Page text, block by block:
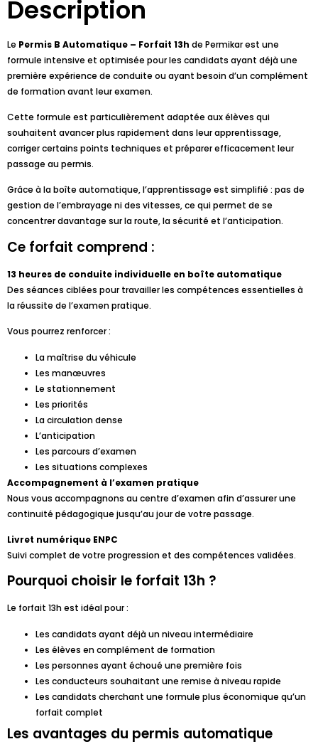
Description
Le Permis B Automatique – Forfait 13h de Permikar est une
formule intensive et optimisée pour les candidats ayant déjà une
première expérience de conduite ou ayant besoin d’un complément
de formation avant leur examen.
Cette formule est particulièrement adaptée aux élèves qui
souhaitent avancer plus rapidement dans leur apprentissage,
corriger certains points techniques et préparer efficacement leur
passage au permis.
Grâce à la boîte automatique, l’apprentissage est simplifié : pas de
gestion de l’embrayage ni des vitesses, ce qui permet de se
concentrer davantage sur la route, la sécurité et l’anticipation.
Ce forfait comprend :
13 heures de conduite individuelle en boîte automatique
Des séances ciblées pour travailler les compétences essentielles à
la réussite de l’examen pratique.
Vous pourrez renforcer :
La maîtrise du véhicule
Les manœuvres
Le stationnement
Les priorités
La circulation dense
L’anticipation
Les parcours d’examen
Les situations complexes
Accompagnement à l’examen pratique
Nous vous accompagnons au centre d’examen afin d’assurer une
continuité pédagogique jusqu’au jour de votre passage.
Livret numérique ENPC
Suivi complet de votre progression et des compétences validées.
Pourquoi choisir le forfait 13h ?
Le forfait 13h est idéal pour :
Les candidats ayant déjà un niveau intermédiaire
Les élèves en complément de formation
Les personnes ayant échoué une première fois
Les conducteurs souhaitant une remise à niveau rapide
Les candidats cherchant une formule plus économique qu’un
forfait complet
Les avantages du permis automatique